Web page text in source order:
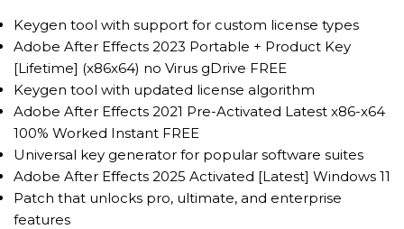
Keygen tool with support for custom license types
Adobe After Effects 2023 Portable + Product Key
[Lifetime] (x86x64) no Virus gDrive FREE
Keygen tool with updated license algorithm
Adobe After Effects 2021 Pre-Activated Latest x86-x64
100% Worked Instant FREE
Universal key generator for popular software suites
Adobe After Effects 2025 Activated [Latest] Windows 11
Patch that unlocks pro, ultimate, and enterprise
features